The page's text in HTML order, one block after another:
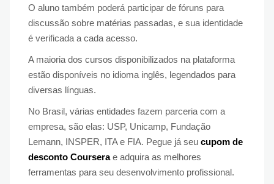
O aluno também poderá participar de fóruns para
discussão sobre matérias passadas, e sua identidade
é verificada a cada acesso.
A maioria dos cursos disponibilizados na plataforma
estão disponíveis no idioma inglês, legendados para
diversas línguas.
No Brasil, várias entidades fazem parceria com a
empresa, são elas: USP, Unicamp, Fundação
Lemann, INSPER, ITA e FIA. Pegue já seu cupom de
desconto Courserae adquira as melhores
ferramentas para seu desenvolvimento profissional.